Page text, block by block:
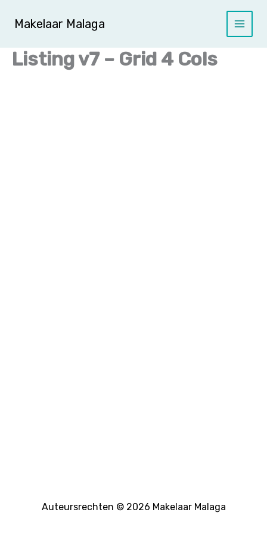
naar
inhoud
Makelaar Malaga
Listing v7 – Grid 4 Cols
Auteursrechten © 2026 Makelaar Malaga